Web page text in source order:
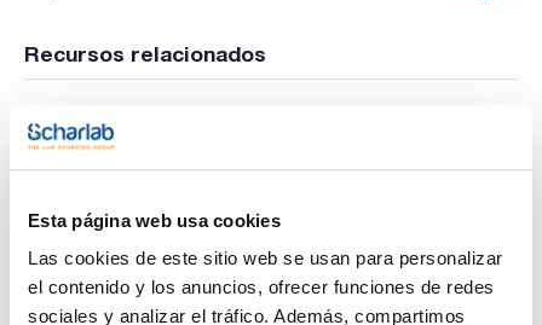
Esta página web usa cookies
Las cookies de este sitio web se usan para personalizar
el contenido y los anuncios, ofrecer funciones de redes
sociales y analizar el tráfico. Además, compartimos
Recursos relacionados